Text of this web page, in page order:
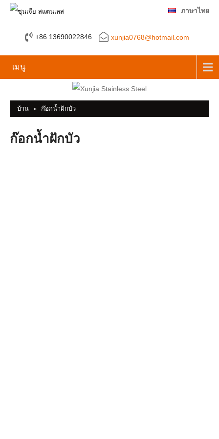
+86 13690022846 xunjia0768@hotmail.com
ภาษาไทย
เมนู
บ้าน » ก๊อกน้ำฝักบัว
ก๊อกน้ำฝักบัว